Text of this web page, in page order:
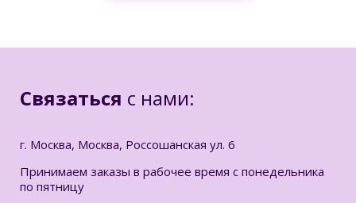
Связаться с нами:
г. Москва, Москва, Россошанская ул. 6
Принимаем заказы в рабочее время с понедельника
по пятницу